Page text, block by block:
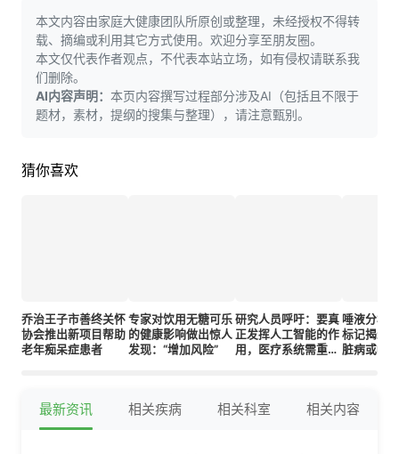
本文内容由家庭大健康团队所原创或整理，未经授权不得转
载、摘编或利用其它方式使用。欢迎分享至朋友圈。
本文仅代表作者观点，不代表本站立场，如有侵权请联系我
们删除。
AI内容声明： 本页内容撰写过程部分涉及AI（包括且不限于
题材，素材，提纲的搜集与整理），请注意甄别。
猜你喜欢
乔治王子市善终关怀
协会推出新项目帮助
老年痴呆症患者
专家对饮用无糖可乐
的健康影响做出惊人
发现：“增加风险”
研究人员呼吁：要真
正发挥人工智能的作
用，医疗系统需重新
唾液分析
标记揭示
脏病或帕
最新资讯 相关疾病 相关科室 相关内容